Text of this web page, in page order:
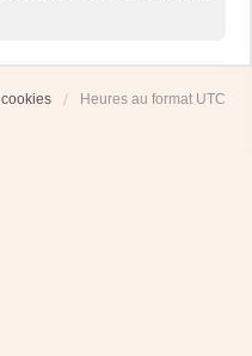
Heures au format UTC